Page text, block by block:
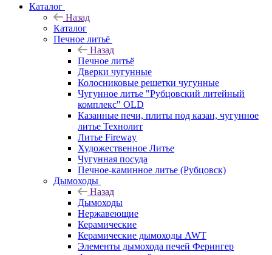
Каталог
Назад
Каталог
Печное литьё
Назад
Печное литьё
Дверки чугунные
Колосниковые решетки чугунные
Чугунное литье "Рубцовский литейный
комплекс" OLD
Казанные печи, плиты под казан, чугунное
литье Технолит
Литье Fireway
Художественное Литье
Чугунная посуда
Печное-каминное литье (Рубцовск)
Дымоходы
Назад
Дымоходы
Нержавеющие
Керамические
Керамические дымоходы AWT
Элементы дымохода печей Ферингер